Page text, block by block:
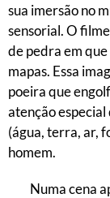
sua imersão no
sensorial. O
de pedra em
mapas. Essa
poeira que
atenção
(água, terra, ar,
homem.
Numa cena